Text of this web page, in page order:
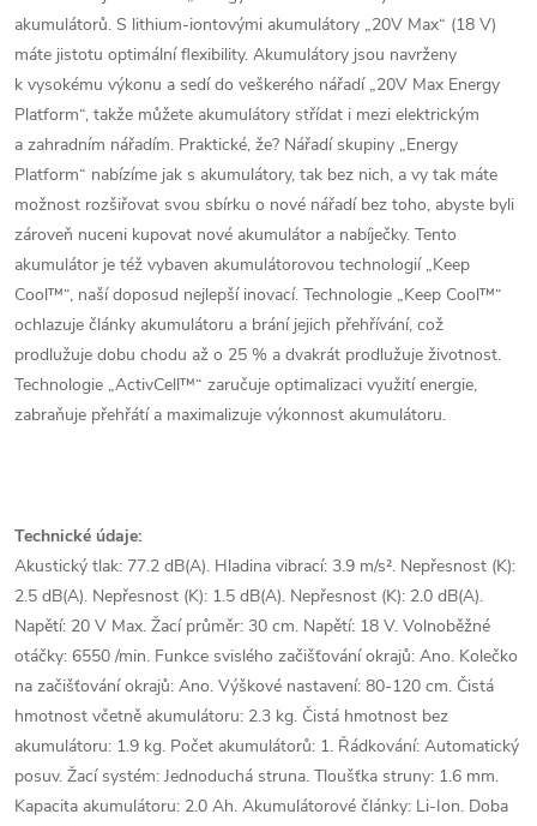
akumulátorů. S lithium-iontovými akumulátory „20V Max“ (18 V)
máte jistotu optimální flexibility. Akumulátory jsou navrženy
k vysokému výkonu a sedí do veškerého nářadí „20V Max Energy
Platform“, takže můžete akumulátory střídat i mezi elektrickým
a zahradním nářadím. Praktické, že? Nářadí skupiny „Energy
Platform“ nabízíme jak s akumulátory, tak bez nich, a vy tak máte
možnost rozšiřovat svou sbírku o nové nářadí bez toho, abyste byli
zároveň nuceni kupovat nové akumulátor a nabíječky. Tento
akumulátor je též vybaven akumulátorovou technologií „Keep
Cool™“, naší doposud nejlepší inovací. Technologie „Keep Cool™“
ochlazuje články akumulátoru a brání jejich přehřívání, což
prodlužuje dobu chodu až o 25 % a dvakrát prodlužuje životnost.
Technologie „ActivCell™“ zaručuje optimalizaci využití energie,
zabraňuje přehřátí a maximalizuje výkonnost akumulátoru.
Technické údaje:
Akustický tlak: 77.2 dB(A). Hladina vibrací: 3.9 m/s². Nepřesnost (K):
2.5 dB(A). Nepřesnost (K): 1.5 dB(A). Nepřesnost (K): 2.0 dB(A).
Napětí: 20 V Max. Žací průměr: 30 cm. Napětí: 18 V. Volnoběžné
otáčky: 6550 /min. Funkce svislého začišťování okrajů: Ano. Kolečko
na začišťování okrajů: Ano. Výškové nastavení: 80-120 cm. Čistá
hmotnost včetně akumulátoru: 2.3 kg. Čistá hmotnost bez
akumulátoru: 1.9 kg. Počet akumulátorů: 1. Řádkování: Automatický
posuv. Žací systém: Jednoduchá struna. Tloušťka struny: 1.6 mm.
Kapacita akumulátoru: 2.0 Ah. Akumulátorové články: Li-Ion. Doba